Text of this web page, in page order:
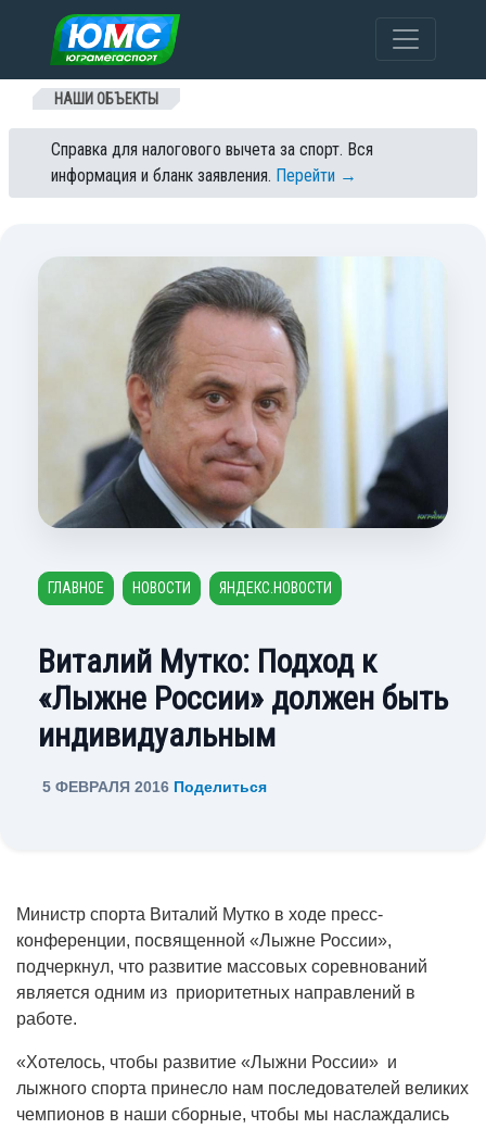
Перейти к содержанию
НАШИ ОБЪЕКТЫ
Справка для налогового вычета за спорт. Вся
информация и бланк заявления. Перейти →
ГЛАВНОЕ НОВОСТИ ЯНДЕКС.НОВОСТИ
Виталий Мутко: Подход к
«Лыжне России» должен быть
индивидуальным
5 ФЕВРАЛЯ 2016 Поделиться
Министр спорта Виталий Мутко в ходе пресс-
конференции, посвященной «Лыжне России»,
подчеркнул, что развитие массовых соревнований
является одним из приоритетных направлений в
работе.
«Хотелось, чтобы развитие «Лыжни России» и
лыжного спорта принесло нам последователей великих
чемпионов в наши сборные, чтобы мы наслаждались